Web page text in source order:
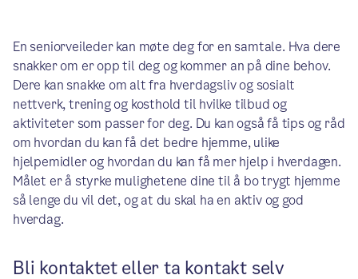
En seniorveileder kan møte deg for en samtale. Hva dere
snakker om er opp til deg og kommer an på dine behov.
Dere kan snakke om alt fra hverdagsliv og sosialt
nettverk, trening og kosthold til hvilke tilbud og
aktiviteter som passer for deg. Du kan også få tips og råd
om hvordan du kan få det bedre hjemme, ulike
hjelpemidler og hvordan du kan få mer hjelp i hverdagen.
Målet er å styrke mulighetene dine til å bo trygt hjemme
så lenge du vil det, og at du skal ha en aktiv og god
hverdag.
Bli kontaktet eller ta kontakt selv